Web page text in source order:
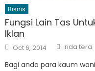
Bisnis
Fungsi Lain Tas
Iklan
Posted
on
Oct 6, 2014 Author
rida tera
Bagi anda para kaum